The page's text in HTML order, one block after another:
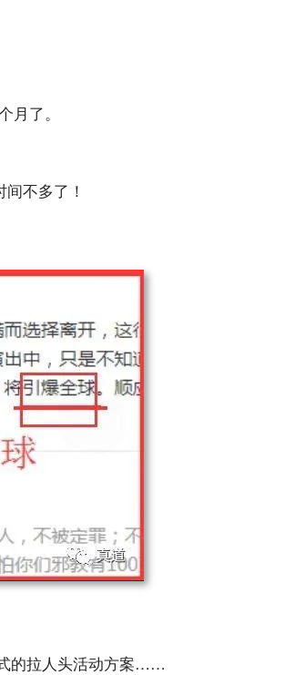
月了。
间不多了！
的拉人头活动方案……